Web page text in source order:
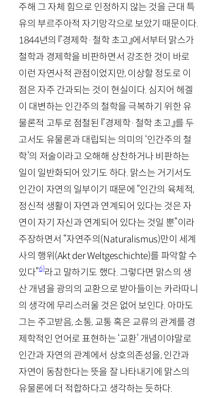
주해 그 자체 힘으로 인정하지 않는 것을 근대 특
유의 부르주아적 자기망각으로 보았기 때문이다.
1844년의 『경제학·철학 초고』에서부터 맑스가
철학과 경제학을 비판하면서 강조한 것이 바로
이런 자연사적 관점이었지만, 이상할 정도로 이
점은 자주 간과되는 것이 현실이다. 심지어 헤겔
이 대변하는 인간주의 철학을 극복하기 위한 유
물론적 고투로 점철된 『경제학·철학 초고』를 두
고서도 유물론과 대립되는 의미의 ‘인간주의 철
학’의 저술이라고 오해해 상찬하거나 비판하는
일이 일반화되어 있기도 하다. 맑스는 거기서도
인간이 자연의 일부이기 때문에 “인간의 육체적,
정신적 생활이 자연과 연계되어 있다는 것은 자
연이 자기 자신과 연계되어 있다는 것일 뿐”이라
주장하면서 “자연주의(Naturalismus)만이 세계
사의 행위(AktderWeltgeschichte)를 파악할 수
있다”6)라고 말하기도 했다. 그렇다면 맑스의 생
산 개념을 광의의 교환으로 받아들이는 카라따니
의 생각에 무리스러울 것은 없어 보인다. 아마도
그는 주고받음, 소통, 교통 혹은 교류의 관계를 경
제학적인 언어로 표현하는 ‘교환’ 개념이야말로
인간과 자연의 관계에서 상호의존성을, 인간과
자연이 동참한다는 뜻을 잘 나타내기에 맑스의
유물론에 더 적합하다고 생각하는 듯하다.